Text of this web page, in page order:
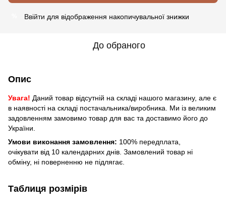
Ввійти для відображення накопичувальної знижки
До обраного
Опис
Увага! Даний товар відсутній на складі нашого магазину, але є
в наявності на складі постачальника/виробника. Ми із великим
задовленням замовимо товар для вас та доставимо його до
України.
Умови виконання замовлення: 100% передплата,
очікувати від 10 календарних днів. Замовлений товар ні
обміну, ні поверненню не підлягає.
Таблиця розмірів